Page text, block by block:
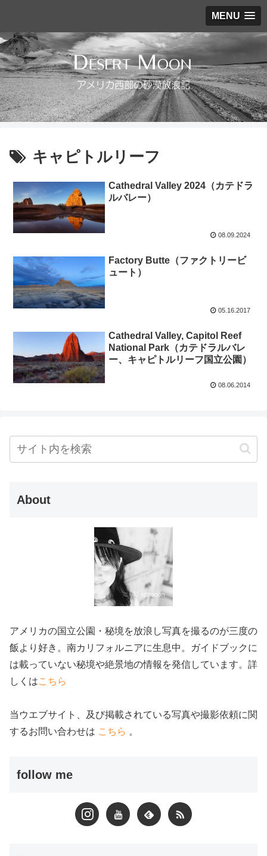
MENU
キャピトルリーフ
Cathedral Valley 2024（カテドラ
ルバレー）
08.09.2024
Factory Butte（ファクトリービ
ュート）
05.16.2017
Cathedral Valley, Capitol Reef
National Park（カテドラルバレ
ー、キャピトルリーフ国立公園）
08.06.2014
About
アメリカの国立公園・秘境を放浪し写真を撮るのが三度の
飯より好き。南カリフォルニアに生息中。ガイドブックに
は載っていない秘境や絶景地の情報を発信しています。詳
しくはこちら
当ウエブサイト、及び掲載されている写真や撮影依頼に関
するお問い合わせは こちら 。
follow me